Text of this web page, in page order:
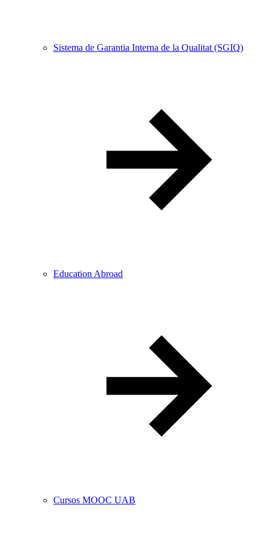
Sistema de Garantia Interna de la Qualitat (SGIQ)
Education Abroad
Cursos MOOC UAB